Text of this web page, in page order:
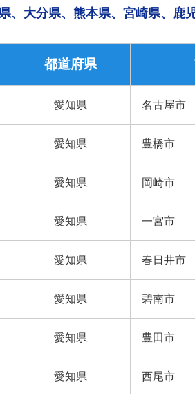
、大分県、熊本県、宮崎県、鹿
都道府県
愛知県 名古屋市
愛知県 豊橋市
愛知県 岡崎市
愛知県 一宮市
愛知県 春日井市
愛知県 碧南市
愛知県 豊田市
愛知県 西尾市